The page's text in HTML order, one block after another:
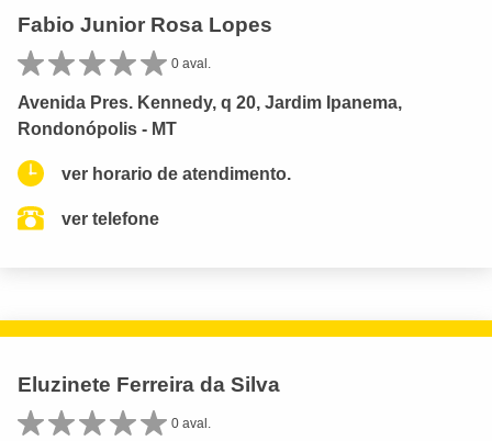
Fabio Junior Rosa Lopes
0 aval.
Avenida Pres. Kennedy, q 20, Jardim Ipanema,
Rondonópolis - MT
ver horario de atendimento.
ver telefone
Eluzinete Ferreira da Silva
0 aval.